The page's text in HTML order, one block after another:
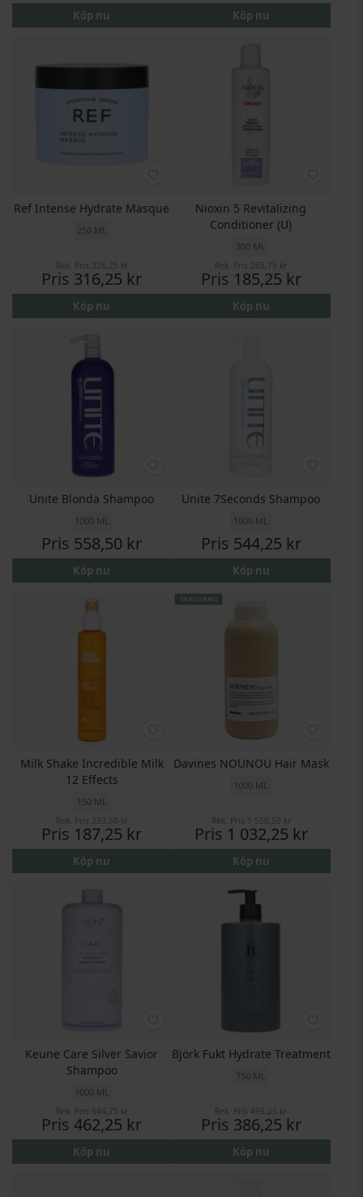
Köp nu Köp nu
Ref Intense Hydrate Masque
250 ML
Rek. Pris 326,25 kr
Pris 316,25 kr
Köp nu
Nioxin 5 Revitalizing
Conditioner (U)
300 ML
Rek. Pris 285,75 kr
Pris 185,25 kr
Köp nu
Unite Blonda Shampoo
1000 ML
Pris 558,50 kr
Köp nu
Unite 7Seconds Shampoo
1000 ML
Pris 544,25 kr
Köp nu
Milk Shake Incredible Milk
12 Effects
150 ML
Rek. Pris 333,50 kr
Pris 187,25 kr
Köp nu
GRATIS FRAKT
Davines NOUNOU Hair Mask
1000 ML
Rek. Pris 1 550,50 kr
Pris 1 032,25 kr
Köp nu
Keune Care Silver Savior
Shampoo
1000 ML
Rek. Pris 644,75 kr
Pris 462,25 kr
Köp nu
Björk Fukt Hydrate Treatment
750 ML
Rek. Pris 495,25 kr
Pris 386,25 kr
Köp nu